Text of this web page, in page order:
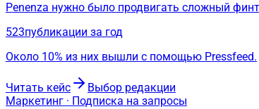
Penenza нужно было продвигать сложный
523публикации за год
Около 10% из них вышли с помощью Pressfeed.
Читать кейс
Выбор редакции
Маркетинг · Подписка на запросы